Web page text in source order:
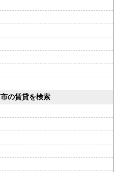
の賃貸を検索